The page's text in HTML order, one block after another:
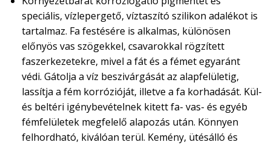
speciális, vízlepergető, víztaszító szilikon adalékot is
tartalmaz. Fa festésére is alkalmas, különösen
előnyös vas szögekkel, csavarokkal rögzített
faszerkezetekre, mivel a fát és a fémet egyaránt
védi. Gátolja a víz beszivárgását az alapfelületig,
lassítja a fém korrózióját, illetve a fa korhadását. Kül-
és beltéri igénybevételnek kitett fa- vas- és egyéb
fémfelületek megfelelő alapozás után. Könnyen
felhordható, kiválóan terül. Kemény, ütésálló és